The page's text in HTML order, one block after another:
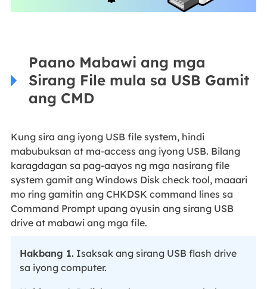
Paano Mabawi ang mga
Sirang File mula sa USB Gamit
ang CMD
Kung sira ang iyong USB file system, hindi
mabubuksan at ma-access ang iyong USB. Bilang
karagdagan sa pag-aayos ng mga nasirang file
system gamit ang Windows Disk check tool, maaari
mo ring gamitin ang CHKDSK command lines sa
Command Prompt upang ayusin ang sirang USB
drive at mabawi ang mga file.
Hakbang 1.Isaksak ang sirang USB flash drive
sa iyong computer.